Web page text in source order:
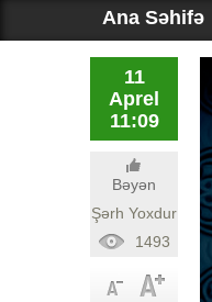
Ana Səhifə
11
Aprel
11:09
Bəyən
Şərh Yoxdur
1493